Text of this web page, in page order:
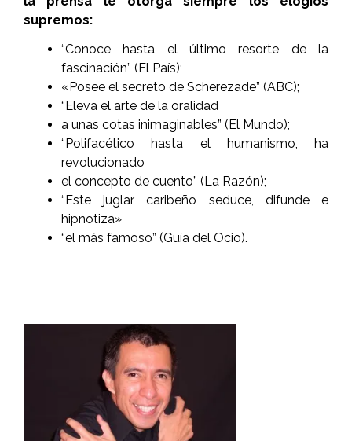
supremos:
“Conoce hasta el último resorte de la
fascinación” (El País);
«Posee el secreto de Scherezade” (ABC);
“Eleva el arte de la oralidad
a unas cotas inimaginables” (El Mundo);
“Polifacético hasta el humanismo, ha
revolucionado
el concepto de cuento” (La Razón);
“Este juglar caribeño seduce, difunde e
hipnotiza»
“el más famoso” (Guía del Ocio).